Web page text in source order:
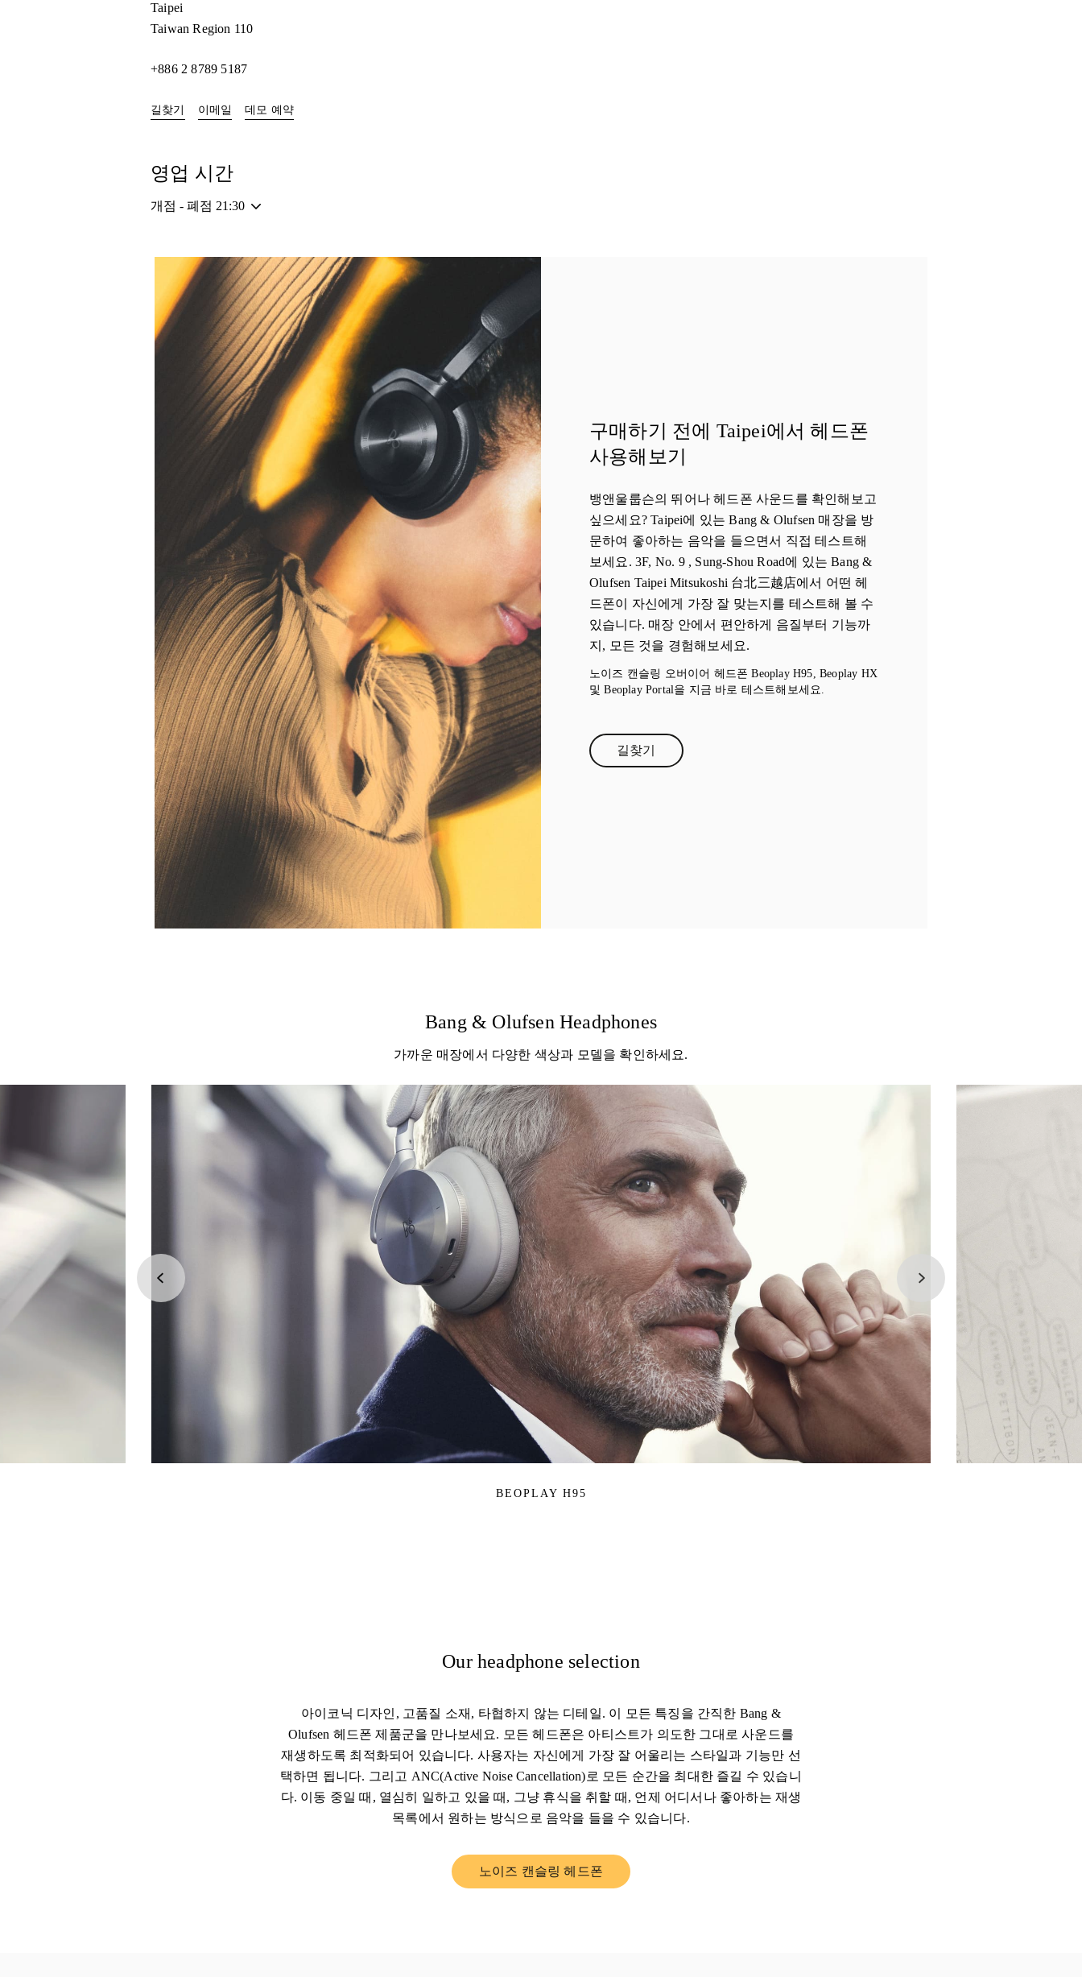
Taipei
Taiwan Region 110
+886 2 8789 5187
길찾기 Link Opens in New Tab
이메일 데모 예약Link Opens in New Tab
영업 시간
개점 - 폐점 21:30
이벤트 이미지
구매하기 전에 Taipei에서 헤드폰
사용해보기
뱅앤울룹슨의 뛰어나 헤드폰 사운드를 확인해보고
싶으세요? Taipei에 있는 Bang & Olufsen 매장을 방
문하여 좋아하는 음악을 들으면서 직접 테스트해
보세요. 3F, No. 9 , Sung-Shou Road에 있는 Bang &
Olufsen Taipei Mitsukoshi 台北三越店에서 어떤 헤
드폰이 자신에게 가장 잘 맞는지를 테스트해 볼 수
있습니다. 매장 안에서 편안하게 음질부터 기능까
지, 모든 것을 경험해보세요.
노이즈 캔슬링 오버이어 헤드폰 Beoplay H95, Beoplay HX
및 Beoplay Portal을 지금 바로 테스트해보세요.
길찾기Link Opens in New Tab
Bang & Olufsen Headphones
가까운 매장에서 다양한 색상과 모델을 확인하세요.
BEOPLAY H95
Our headphone selection
아이코닉 디자인, 고품질 소재, 타협하지 않는 디테일. 이 모든 특징을 간직한 Bang &
Olufsen 헤드폰 제품군을 만나보세요. 모든 헤드폰은 아티스트가 의도한 그대로 사운드를
재생하도록 최적화되어 있습니다. 사용자는 자신에게 가장 잘 어울리는 스타일과 기능만 선
택하면 됩니다. 그리고 ANC(Active Noise Cancellation)로 모든 순간을 최대한 즐길 수 있습니
다. 이동 중일 때, 열심히 일하고 있을 때, 그냥 휴식을 취할 때, 언제 어디서나 좋아하는 재생
목록에서 원하는 방식으로 음악을 들을 수 있습니다.
노이즈 캔슬링 헤드폰
Link Opens in New Tab